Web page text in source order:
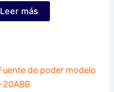
Leer más